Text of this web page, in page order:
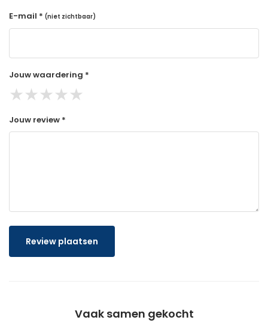
E-mail * (niet zichtbaar)
Jouw waardering *
★★★★★
Jouw review *
Review plaatsen
Vaak samen gekocht